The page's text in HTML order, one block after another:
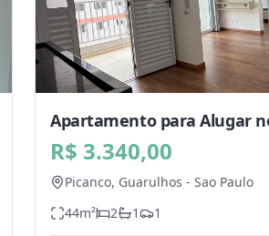
Apartamento para Alugar
Guarulhos - SP
R$ 3.340,00
Picanco, Guarulhos - Sao Paulo
44m² 2 1 1